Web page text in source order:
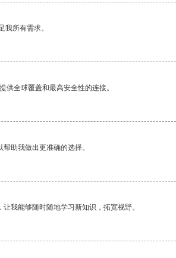
我所有需求。
供全球覆盖和最高安全性的连接。
助我做出更准确的选择。
我能够随时随地学习新知识，拓宽视野。